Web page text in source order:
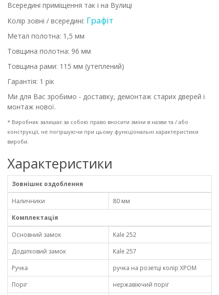
Всередині приміщення так і на Вулиці
Колір зовні / всередині: Графіт
Метал полотна: 1,5 мм
Товщина полотна: 96 мм
Товщина рами: 115 мм (утеплений)
Гарантія: 1 рік
Ми для Вас зробимо - доставку, демонтаж старих дверей і
монтаж нової.
* Виробник залишає за собою право вносити зміни в назви та / або
конструкції, не погіршуючи при цьому функціональні характеристики
вироби.
Характеристики
Зовнішнє оздоблення
Наличники
80 мм
Комплектація
Основний замок
Kale 252
Додатковий замок
Kale 257
Ручка
ручка на розетці колір ХРОМ
Поріг
нержавіючий поріг